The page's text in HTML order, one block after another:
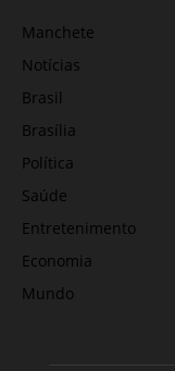
Manchete
Notícias
Brasil
Brasília
Política
Saúde
Entretenimento
Economia
Mundo